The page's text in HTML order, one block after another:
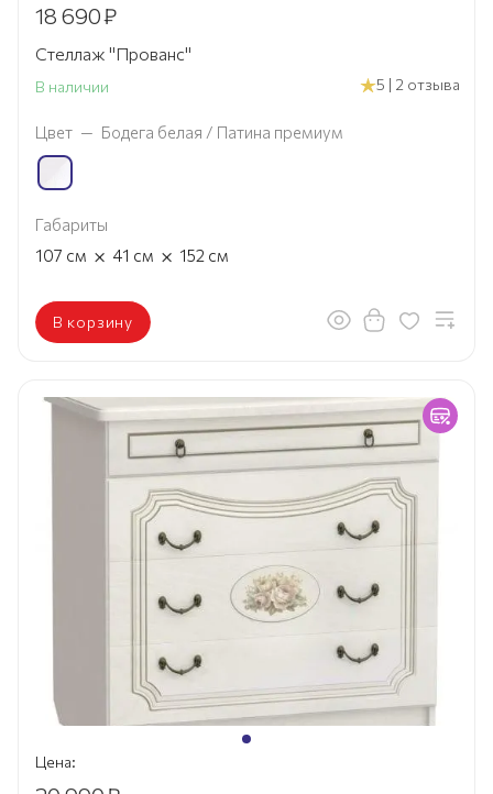
18 690₽
Стеллаж "Прованс"
В наличии 5 | 2 отзыва
Цвет — Бодега белая / Патина премиум
Габариты
107 см × 41 см × 152 см
В корзину
Цена: